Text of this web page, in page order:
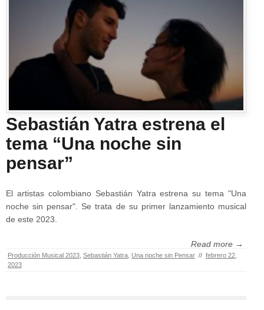
Sebastián Yatra estrena el
tema “Una noche sin
pensar”
El artistas colombiano Sebastián Yatra estrena su tema "Una
noche sin pensar". Se trata de su primer lanzamiento musical
de este 2023.
Read more →
Producción Musical 2023, Sebastián Yatra, Una noche sin Pensar // febrero 22,
2023